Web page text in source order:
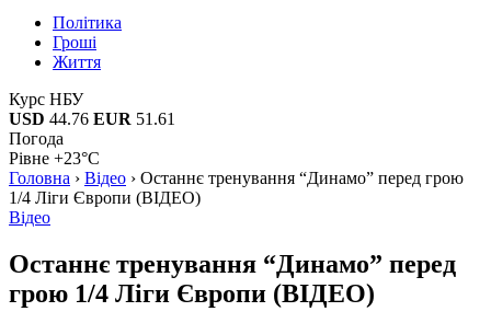
Політика
Гроші
Життя
Курс НБУ
USD 44.76 EUR 51.61
Погода
Рівне +23°C
Головна › Відео › Останнє тренування “Динамо” перед грою
1/4 Ліги Європи (ВІДЕО)
Відео
Останнє тренування “Динамо” перед
грою 1/4 Ліги Європи (ВІДЕО)